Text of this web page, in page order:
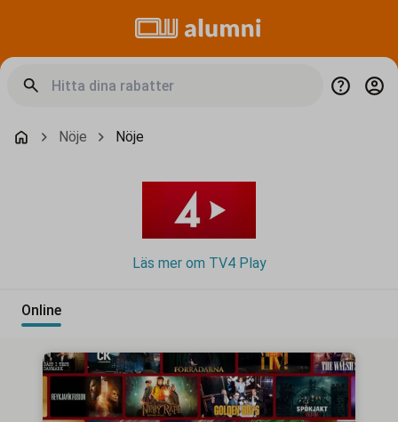
Nöje Nöje
Läs mer om TV4 Play
Online